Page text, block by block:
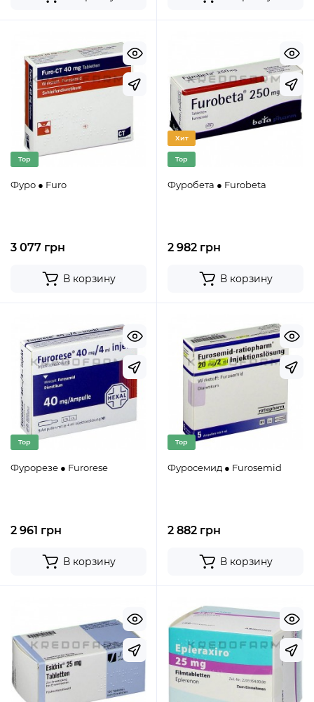
Top
Фуро ● Furo
3 077 грн
В корзину
Хит
Top
Фуробета ● Furobeta
2 982 грн
В корзину
Top
Фурорезе ● Furorese
2 961 грн
В корзину
Top
Фуросемид ● Furosemid
2 882 грн
В корзину